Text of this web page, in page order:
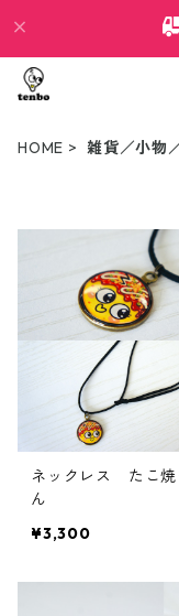
HOME 雑貨／小物
ネックレス たこ焼
ん
¥3,300